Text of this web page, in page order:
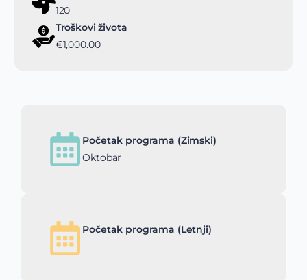
120
Troškovi života
€1,000.00
Početak programa (Zimski)
Oktobar
Početak programa (Letnji)